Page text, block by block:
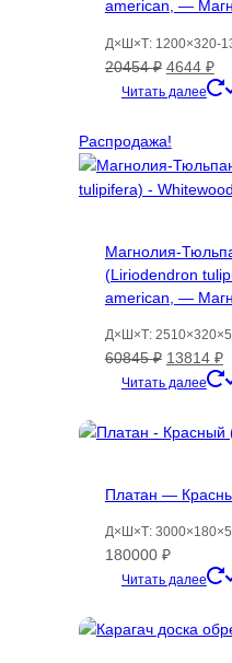
american, —
Д×Ш×Т: 1200×320-
20454₽
цена
20454 ₽.
4644 ₽
Читать далее
Распродажа!
Магнолия-
(Liriodendron
american, —
Д×Ш×Т:
60845₽
цена
60845 ₽.
13814 ₽
Читать далее
Платан —
Д×Ш×Т:
180000 ₽
Читать далее